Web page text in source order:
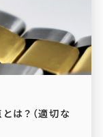
は？（適切な